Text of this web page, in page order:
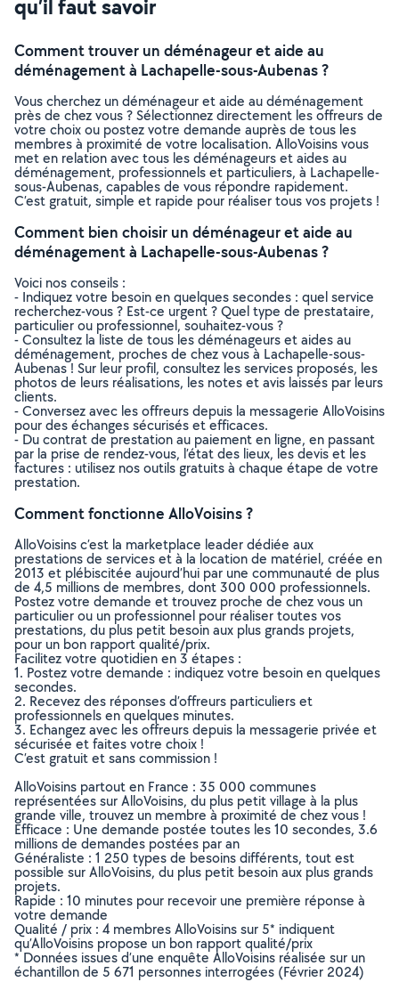
qu’il faut savoir
Comment trouver un déménageur et aide au
déménagement à Lachapelle-sous-Aubenas ?
Vous cherchez un déménageur et aide au déménagement
près de chez vous ? Sélectionnez directement les offreurs de
votre choix ou postez votre demande auprès de tous les
membres à proximité de votre localisation. AlloVoisins vous
met en relation avec tous les déménageurs et aides au
déménagement, professionnels et particuliers, à Lachapelle-
sous-Aubenas, capables de vous répondre rapidement.
C’est gratuit, simple et rapide pour réaliser tous vos projets !
Comment bien choisir un déménageur et aide au
déménagement à Lachapelle-sous-Aubenas ?
Voici nos conseils :
- Indiquez votre besoin en quelques secondes : quel service
recherchez-vous ? Est-ce urgent ? Quel type de prestataire,
particulier ou professionnel, souhaitez-vous ?
- Consultez la liste de tous les déménageurs et aides au
déménagement, proches de chez vous à Lachapelle-sous-
Aubenas ! Sur leur profil, consultez les services proposés, les
photos de leurs réalisations, les notes et avis laissés par leurs
clients.
- Conversez avec les offreurs depuis la messagerie AlloVoisins
pour des échanges sécurisés et efficaces.
- Du contrat de prestation au paiement en ligne, en passant
par la prise de rendez-vous, l’état des lieux, les devis et les
factures : utilisez nos outils gratuits à chaque étape de votre
prestation.
Comment fonctionne AlloVoisins ?
AlloVoisins c’est la marketplace leader dédiée aux
prestations de services et à la location de matériel, créée en
2013 et plébiscitée aujourd’hui par une communauté de plus
de 4,5 millions de membres, dont 300 000 professionnels.
Postez votre demande et trouvez proche de chez vous un
particulier ou un professionnel pour réaliser toutes vos
prestations, du plus petit besoin aux plus grands projets,
pour un bon rapport qualité/prix.
Facilitez votre quotidien en 3 étapes :
1. Postez votre demande : indiquez votre besoin en quelques
secondes.
2. Recevez des réponses d’offreurs particuliers et
professionnels en quelques minutes.
3. Echangez avec les offreurs depuis la messagerie privée et
sécurisée et faites votre choix !
C’est gratuit et sans commission !
AlloVoisins partout en France : 35 000 communes
représentées sur AlloVoisins, du plus petit village à la plus
grande ville, trouvez un membre à proximité de chez vous !
Efficace : Une demande postée toutes les 10 secondes, 3.6
millions de demandes postées par an
Généraliste : 1 250 types de besoins différents, tout est
possible sur AlloVoisins, du plus petit besoin aux plus grands
projets.
Rapide : 10 minutes pour recevoir une première réponse à
votre demande
Qualité / prix : 4 membres AlloVoisins sur 5* indiquent
qu’AlloVoisins propose un bon rapport qualité/prix
* Données issues d’une enquête AlloVoisins réalisée sur un
échantillon de 5 671 personnes interrogées (Février 2024)